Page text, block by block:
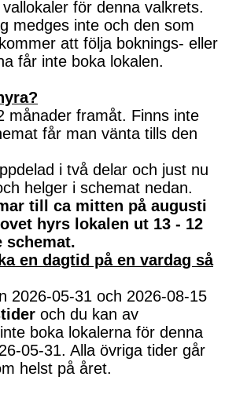
för denna valkrets.
medges inte och den som
att följa boknings- eller
får inte boka lokalen.
månader framåt. Finns inte
får man vänta tills den
i två delar och just nu
helger i schemat nedan.
till ca mitten på augusti
hyrs lokalen ut 13 - 12
schemat.
en dagtid på en vardag så
2026-05-31 och 2026-08-15
och du kan av
boka lokalerna för denna
05-31. Alla övriga tider går
helst på året.